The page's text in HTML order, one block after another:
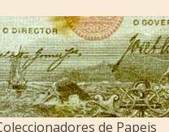
de Papeis